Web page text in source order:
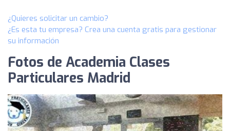
¿Quieres solicitar un cambio?
¿Es esta tu empresa? Crea una cuenta gratis para gestionar
su información
Fotos de Academia Clases
Particulares Madrid